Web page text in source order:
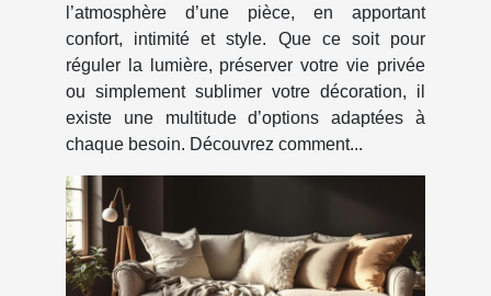
l’atmosphère d’une pièce, en apportant
confort, intimité et style. Que ce soit pour
réguler la lumière, préserver votre vie privée
ou simplement sublimer votre décoration, il
existe une multitude d’options adaptées à
chaque besoin. Découvrez comment...